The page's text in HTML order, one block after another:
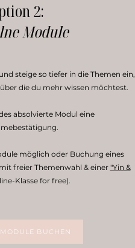
2:
Module
und steige so tiefer in die Themen ein,
die du mehr wissen möchtest.
absolvierte Modul eine
möglich oder Buchung eines
freier Themenwahl & einer"Yin &
Klasse for free).
BUCHEN